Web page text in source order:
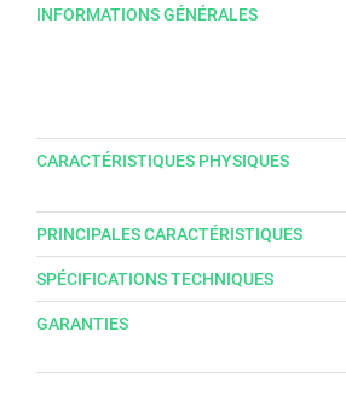
INFORMATIONS GÉNÉRALES
CARACTÉRISTIQUES PHYSIQUES
PRINCIPALES CARACTÉRISTIQUES
SPÉCIFICATIONS TECHNIQUES
GARANTIES